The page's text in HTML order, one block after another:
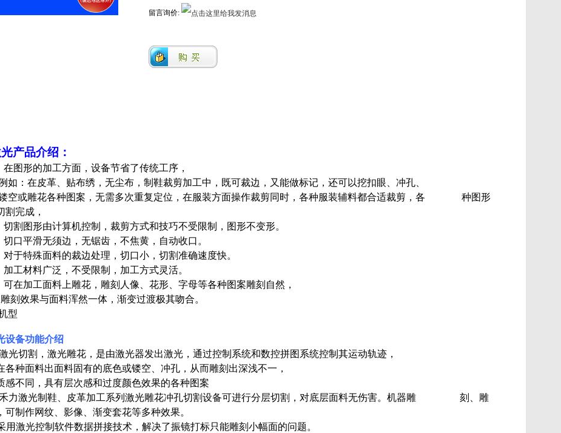
留言询价:
产品介绍：
形的加工方面，设备节省了传统工序，
在皮革、贴布绣，无尘布，制鞋裁剪加工中，既可裁边，又能做标记，还可以挖扣眼、冲孔、
雕花各种图案，无需多次重复定位，在服装方面操作裁剪同时，各种服装辅料都合适裁剪， 各 种图形
割完成，
图形由计算机控制，裁剪方式和技巧不受限制，图形不变形。
平滑无须边，无锯齿，不焦黄，自动收口。
特殊面料的裁边处理，切口小，切割准确速度快。
材料广泛，不受限制，加工方式灵活。
加工面料上雕花，雕刻人像、花形、字母等各种图案雕刻自然，
果与面料浑然一体，渐变过渡极其吻合。
设备功能介绍
切割，激光雕花，是由激光器发出激光，通过控制系统和数控拼图系统控制其运动轨迹，
面料出面料固有的底色或镂空、冲孔，从而雕刻出深浅不一，
同，具有层次感和过度颜色效果的各种图案
激光制鞋、皮革加工系列激光雕花冲孔切割设备可进行分层切割，对底层面料无伤害。 机器雕 刻、雕
可制作网纹、影像、渐变套花等多种效果。
激光控制软件数据拼接技术，解决了振镜打标只能雕刻小幅面的问题。